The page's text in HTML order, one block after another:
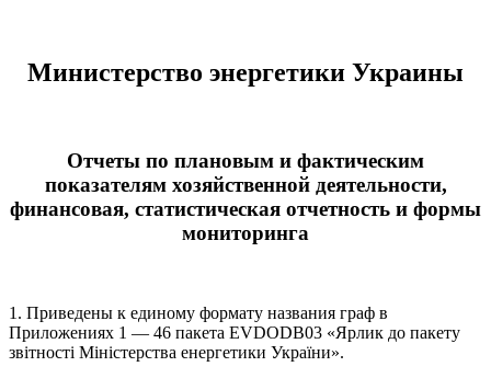
Министерство энергетики Украины
Отчеты по плановым и фактическим
показателям хозяйственной деятельности,
финансовая, статистическая отчетность и формы
мониторинга
1. Приведены к единому формату названия граф в
Приложениях 1 — 46 пакета EVDODB03 «Ярлик до пакету
звітності Міністерства енергетики України».